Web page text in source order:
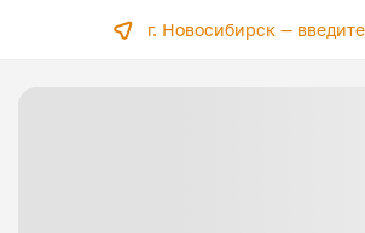
г. Новосибирск —